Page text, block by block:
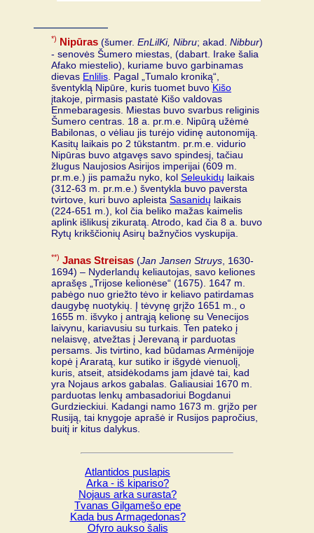
*) Nipūras (šumer. EnLilKi, Nibru; akad. Nibbur)
- senovės Šumero miestas, (dabart. Irake šalia
Afako miestelio), kuriame buvo garbinamas
dievas Enlilis . Pagal „Tumalo kroniką“,
šventyklą Nipūre, kuris tuomet buvo Kišo
įtakoje, pirmasis pastatė Kišo valdovas
Enmebaragesis. Miestas buvo svarbus religinis
Šumero centras. 18 a. pr.m.e. Nipūrą užėmė
Babilonas, o vėliau jis turėjo vidinę autonomiją.
Kasitų laikais po 2 tūkstantm. pr.m.e. vidurio
Nipūras buvo atgavęs savo spindesį, tačiau
žlugus Naujosios Asirijos imperijai (609 m.
pr.m.e.) jis pamažu nyko, kol Seleukidų laikais
(312-63 m. pr.m.e.) šventykla buvo paversta
tvirtove, kuri buvo apleista Sasanidų laikais
(224-651 m.), kol čia beliko mažas kaimelis
aplink išlikusį zikuratą. Atrodo, kad čia 8 a. buvo
Rytų krikščionių Asirų bažnyčios vyskupija.
**) Janas Streisas (Jan Jansen Struys , 1630-
1694) – Nyderlandų keliautojas, savo keliones
aprašęs „Trijose kelionėse“ (1675). 1647 m.
pabėgo nuo griežto tėvo ir keliavo patirdamas
daugybę nuotykių. Į tėvynę grįžo 1651 m., o
1655 m. išvyko į antrąją kelionę su Venecijos
laivynu, kariavusiu su turkais. Ten pateko į
nelaisvę, atvežtas į Jerevaną ir parduotas
persams. Jis tvirtino, kad būdamas Armėnijoje
kopė į Araratą, kur sutiko ir išgydė vienuolį,
kuris, atseit, atsidėkodams jam įdavė tai, kad
yra Nojaus arkos gabalas. Galiausiai 1670 m.
parduotas lenkų ambasadoriui Bogdanui
Gurdzieckiui. Kadangi namo 1673 m. grįžo per
Rusiją, tai knygoje aprašė ir Rusijos papročius,
buitį ir kitus dalykus.
Atlantidos puslapis
Arka - iš kipariso?
Nojaus arka surasta?
Tvanas Gilgamešo epe
Kada bus Armagedonas?
Ofyro aukso šalis